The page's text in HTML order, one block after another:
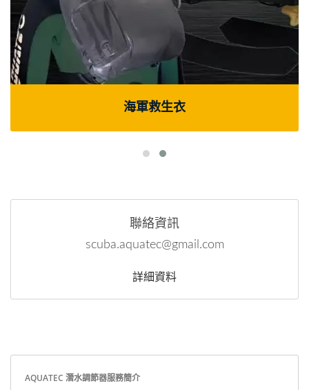
海軍救生衣
聯絡資訊
scuba.aquatec@gmail.com
詳細資料
AQUATEC 潛水調節器服務簡介